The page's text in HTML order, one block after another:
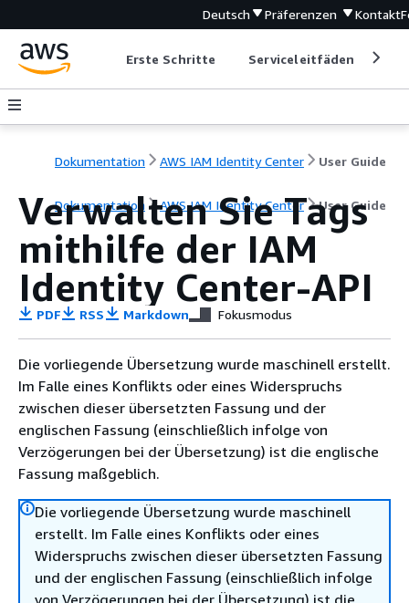
Deutsch Präferenzen Kontakt
Erste Schritte Serviceleitfäden
Dokumentation AWS IAM Identity Center User Guide
Dokumentation AWS IAM Identity Center User Guide
Verwalten Sie Tags
mithilfe der IAM
Identity Center-API
PDF RSS Markdown Fokusmodus
Die vorliegende Übersetzung wurde maschinell erstellt.
Im Falle eines Konflikts oder eines Widerspruchs
zwischen dieser übersetzten Fassung und der
englischen Fassung (einschließlich infolge von
Verzögerungen bei der Übersetzung) ist die englische
Fassung maßgeblich.
Die vorliegende Übersetzung wurde maschinell
erstellt. Im Falle eines Konflikts oder eines
Widerspruchs zwischen dieser übersetzten Fassung
und der englischen Fassung (einschließlich infolge
von Verzögerungen bei der Übersetzung) ist die